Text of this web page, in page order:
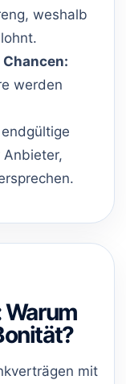
weshalb
werden
mit